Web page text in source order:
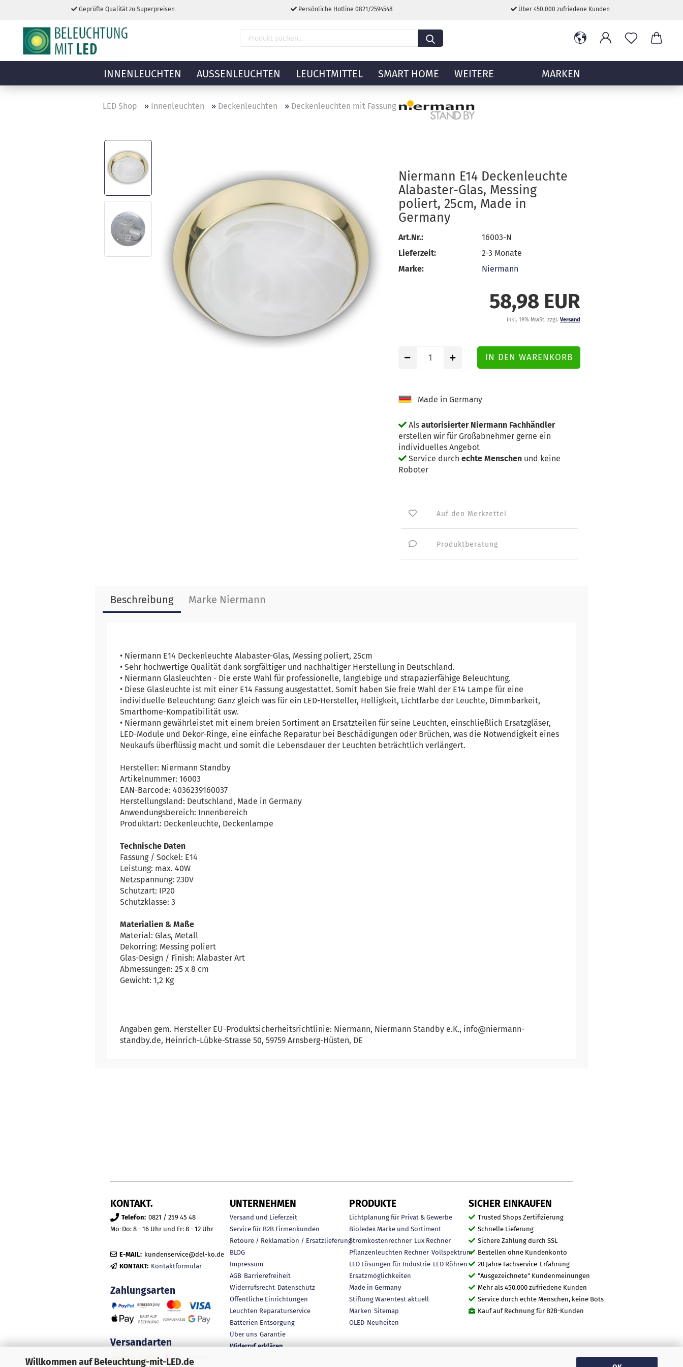
Willkommen auf Beleuchtung-mit-LED.de
Geprüfte Qualität zu Superpreisen Persönliche Hotline 0821/2594548 Über 450.000 zufriedene Kunden
INNENLEUCHTEN AUSSENLEUCHTEN LEUCHTMITTEL SMART HOME MARKEN
WEITERE
LED Shop » Innenleuchten » Deckenleuchten » Deckenleuchten mit Fassung
Niermann E14 Deckenleuchte
Alabaster-Glas, Messing
poliert, 25cm, Made in
Germany
Art.Nr.:
16003-N
Lieferzeit:
2-3 Monate
Marke:
Niermann
58,98 EUR
inkl. 19% MwSt. zzgl. Versand
Made in Germany
Als autorisierter Niermann Fachhändler
erstellen wir für Großabnehmer gerne ein
individuelles Angebot
Service durch echte Menschen und keine
Roboter
Auf den Merkzettel
Produktberatung
Beschreibung Marke Niermann
• Niermann E14 Deckenleuchte Alabaster-Glas, Messing poliert, 25cm
• Sehr hochwertige Qualität dank sorgfältiger und nachhaltiger Herstellung in Deutschland.
• Niermann Glasleuchten - Die erste Wahl für professionelle, langlebige und strapazierfähige Beleuchtung.
• Diese Glasleuchte ist mit einer E14 Fassung ausgestattet. Somit haben Sie freie Wahl der E14 Lampe für eine
individuelle Beleuchtung: Ganz gleich was für ein LED-Hersteller, Helligkeit, Lichtfarbe der Leuchte, Dimmbarkeit,
Smarthome-Kompatibilität usw.
• Niermann gewährleistet mit einem breien Sortiment an Ersatzteilen für seine Leuchten, einschließlich Ersatzgläser,
LED-Module und Dekor-Ringe, eine einfache Reparatur bei Beschädigungen oder Brüchen, was die Notwendigkeit eines
Neukaufs überflüssig macht und somit die Lebensdauer der Leuchten beträchtlich verlängert.
Hersteller: Niermann Standby
Artikelnummer: 16003
EAN-Barcode: 4036239160037
Herstellungsland: Deutschland, Made in Germany
Anwendungsbereich: Innenbereich
Produktart: Deckenleuchte, Deckenlampe
Technische Daten
Fassung / Sockel: E14
Leistung: max. 40W
Netzspannung: 230V
Schutzart: IP20
Schutzklasse: 3
Materialien & Maße
Material: Glas, Metall
Dekorring: Messing poliert
Glas-Design / Finish: Alabaster Art
Abmessungen: 25 x 8 cm
Gewicht: 1,2 Kg
Angaben gem. Hersteller EU-Produktsicherheitsrichtlinie: Niermann, Niermann Standby e.K., info@niermann-
standby.de, Heinrich-Lübke-Strasse 50, 59759 Arnsberg-Hüsten, DE
KONTAKT.
Telefon: 0821 / 259 45 48
Mo-Do: 8 - 16 Uhr und Fr: 8 - 12 Uhr
E-MAIL: kundenservice@del-ko.de
KONTAKT: Kontaktformular
Zahlungsarten
Versandarten
UNTERNEHMEN
Versand und Lieferzeit
Service für B2B Firmenkunden
Retoure / Reklamation / Ersatzlieferung
BLOG
Impressum
AGB Barrierefreiheit
Widerrufsrecht Datenschutz
Öffentliche Einrichtungen
Leuchten Reparaturservice
Batterien Entsorgung
Über uns Garantie
Widerruf erklären
PRODUKTE
Lichtplanung für Privat & Gewerbe
Bioledex Marke und Sortiment
Stromkostenrechner Lux Rechner
Pflanzenleuchten Rechner Vollspektrum
LED Lösungen für Industrie LED Röhren
Ersatzmöglichkeiten
Made in Germany
Stiftung Warentest aktuell
Marken Sitemap
OLED Neuheiten
SICHER EINKAUFEN
Trusted Shops Zertifizierung
Schnelle Lieferung
Sichere Zahlung durch SSL
Bestellen ohne Kundenkonto
20 Jahre Fachservice-Erfahrung
"Ausgezeichnete" Kundenmeinungen
Mehr als 450.000 zufriedene Kunden
Service durch echte Menschen, keine Bots
Kauf auf Rechnung für B2B-Kunden